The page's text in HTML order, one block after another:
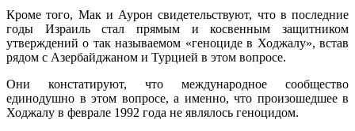
Кроме того, Мак и Аурон свидетельствуют, что в последние
годы Израиль стал прямым и косвенным защитником
утверждений о так называемом «геноциде в Ходжалу», встав
рядом с Азербайджаном и Турцией в этом вопросе.
Они констатируют, что международное сообщество
единодушно в этом вопросе, а именно, что произошедшее в
Ходжалу в феврале 1992 года не являлось геноцидом.